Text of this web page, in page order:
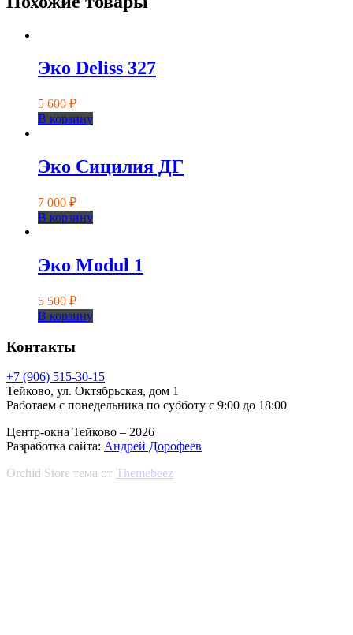
Эко Deliss 327
5 600 ₽
В корзину
Эко Сицилия ДГ
7 000 ₽
В корзину
Эко Modul 1
5 500 ₽
В корзину
Контакты
+7 (906) 515-30-15
Тейково, ул. Октябрьская, дом 1
Работаем с понедельника по субботу с 9:00 до 18:00
Центр-окна Тейково – 2026
Разработка сайта: Андрей Дорофеев
Orchid Store тема от Themebeez